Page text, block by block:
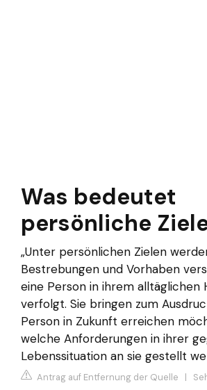
Was bedeutet
persönliche
„Unter persönlichen Zielen
Bestrebungen und Vorhaben
eine Person in ihrem alltäglichen
verfolgt. Sie bringen zum
Person in Zukunft erreichen
welche Anforderungen in ihrer
Lebenssituation an sie gestellt
Antrag auf Entfernung der Quelle |